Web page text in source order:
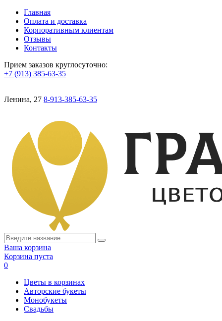
Главная
Оплата и доставка
Корпоративным клиентам
Отзывы
Контакты
Прием заказов круглосуточно:
+7 (913) 385-63-35
Ленина, 27 8-913-385-63-35
Ваша корзина
Корзина пуста
0
Цветы в корзинах
Авторские букеты
Монобукеты
Свадьбы